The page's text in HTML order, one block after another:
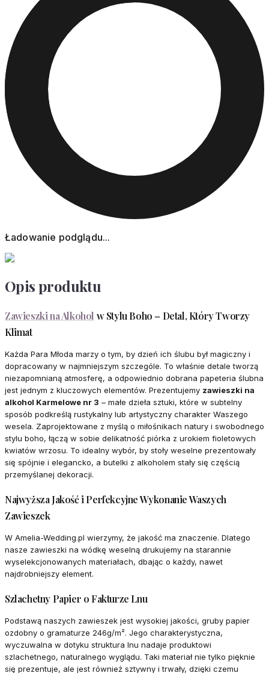
Ładowanie podglądu...
Opis produktu
Zawieszki na Alkohol w Stylu Boho – Detal, Który Tworzy
Klimat
Każda Para Młoda marzy o tym, by dzień ich ślubu był magiczny i
dopracowany w najmniejszym szczególe. To właśnie detale tworzą
niezapomnianą atmosferę, a odpowiednio dobrana papeteria ślubna
jest jednym z kluczowych elementów. Prezentujemy zawieszki na
alkohol Karmelowe nr 3 – małe dzieła sztuki, które w subtelny
sposób podkreślą rustykalny lub artystyczny charakter Waszego
wesela. Zaprojektowane z myślą o miłośnikach natury i swobodnego
stylu boho, łączą w sobie delikatność piórka z urokiem fioletowych
kwiatów wrzosu. To idealny wybór, by stoły weselne prezentowały
się spójnie i elegancko, a butelki z alkoholem stały się częścią
przemyślanej dekoracji.
Najwyższa Jakość i Perfekcyjne Wykonanie Waszych
Zawieszek
W Amelia-Wedding.pl wierzymy, że jakość ma znaczenie. Dlatego
nasze zawieszki na wódkę weselną drukujemy na starannie
wyselekcjonowanych materiałach, dbając o każdy, nawet
najdrobniejszy element.
Szlachetny Papier o Fakturze Lnu
Podstawą naszych zawieszek jest wysokiej jakości, gruby papier
ozdobny o gramaturze 246g/m². Jego charakterystyczna,
wyczuwalna w dotyku struktura lnu nadaje produktowi
szlachetnego, naturalnego wyglądu. Taki materiał nie tylko pięknie
się prezentuje, ale jest również sztywny i trwały, dzięki czemu